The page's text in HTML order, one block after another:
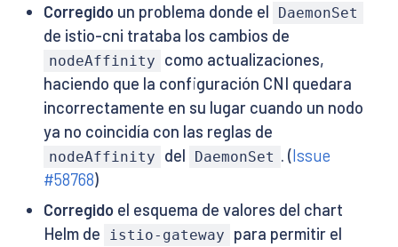
Corregidoun problema donde el DaemonSet
de istio-cni trataba los cambios de
nodeAffinity
como actualizaciones,
haciendo que la configuración CNI quedara
incorrectamente en su lugar cuando un nodo
ya no coincidía con las reglas de
nodeAffinity del DaemonSet . (Issue
#58768)
Corregidoel esquema de valores del chart
Helm de
istio-gateway
para permitir el